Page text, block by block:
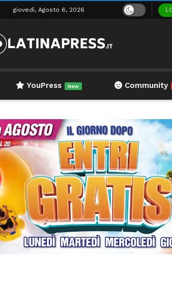
giovedì, Agosto 6, 2026
YouPress New Community